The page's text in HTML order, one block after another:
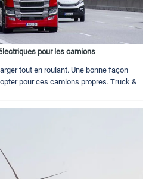
pour les camions
tout en roulant. Une bonne façon
pour ces camions propres. Truck &